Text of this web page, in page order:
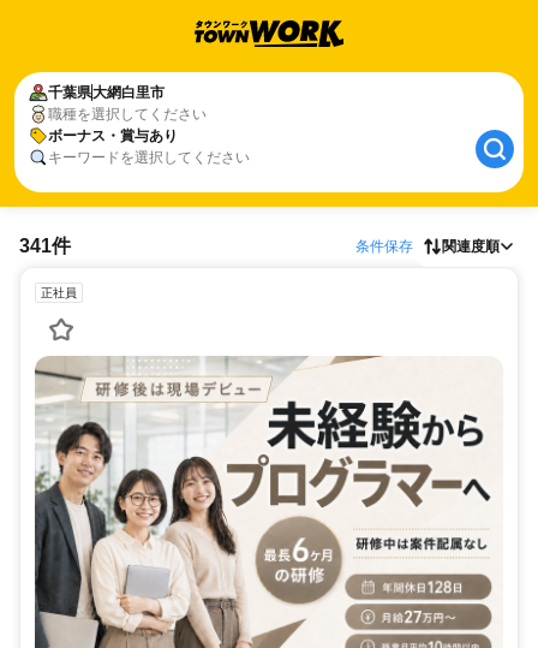
千葉県大網白里市
職種を選択してください
ボーナス・賞与あり
キーワードを選択してください
341件 条件保存 関連度順
正社員